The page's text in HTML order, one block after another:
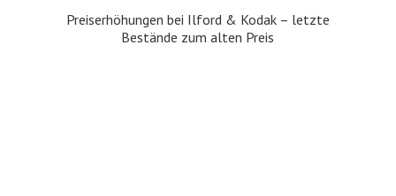
Preiserhöhungen bei Ilford & Kodak – letzte
Bestände zumalten Preis